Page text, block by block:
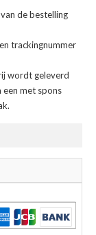
de bestelling
trackingnummer
wordt geleverd
een met spons